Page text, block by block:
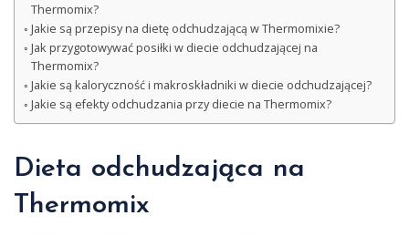
Thermomix?
Jakie są przepisy na dietę odchudzającą w Thermomixie?
Jak przygotowywać posiłki w diecie odchudzającej na
Thermomix?
Jakie są kaloryczność i makroskładniki w diecie odchudzającej?
Jakie są efekty odchudzania przy diecie na Thermomix?
Dieta odchudzająca na
Thermomix